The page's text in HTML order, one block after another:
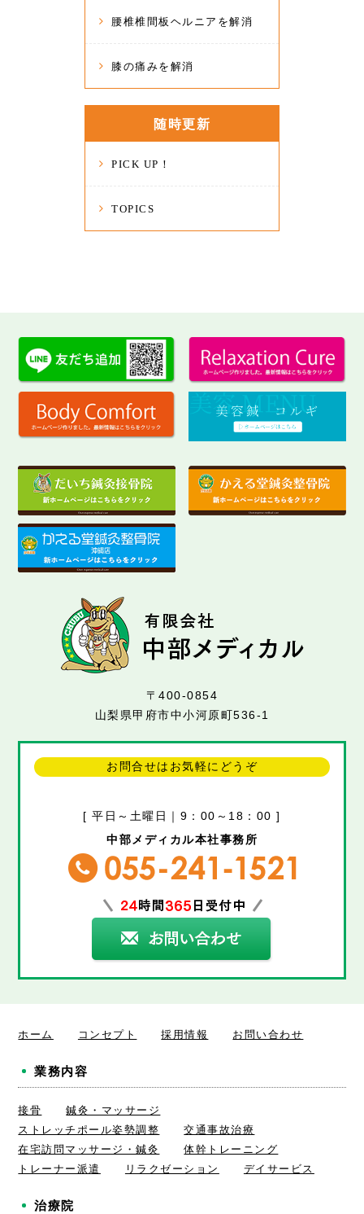
腰椎椎間板ヘルニアを解消
膝の痛みを解消
随時更新
PICK UP！
TOPICS
〒400-0854
山梨県甲府市中小河原町536-1
お問合せはお気軽にどうぞ
[ 平日～土曜日｜9：00～18：00 ]
中部メディカル本社事務所
ホーム コンセプト 採用情報 お問い合わせ
業務内容
接骨
鍼灸・マッサージ
ストレッチポール姿勢調整
交通事故治療
在宅訪問マッサージ・鍼灸
体幹トレーニング
トレーナー派遣
リラクゼーション デイサービス
治療院